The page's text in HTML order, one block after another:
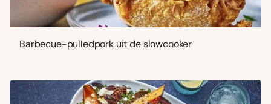
Barbecue-pulledpork uit de slowcooker